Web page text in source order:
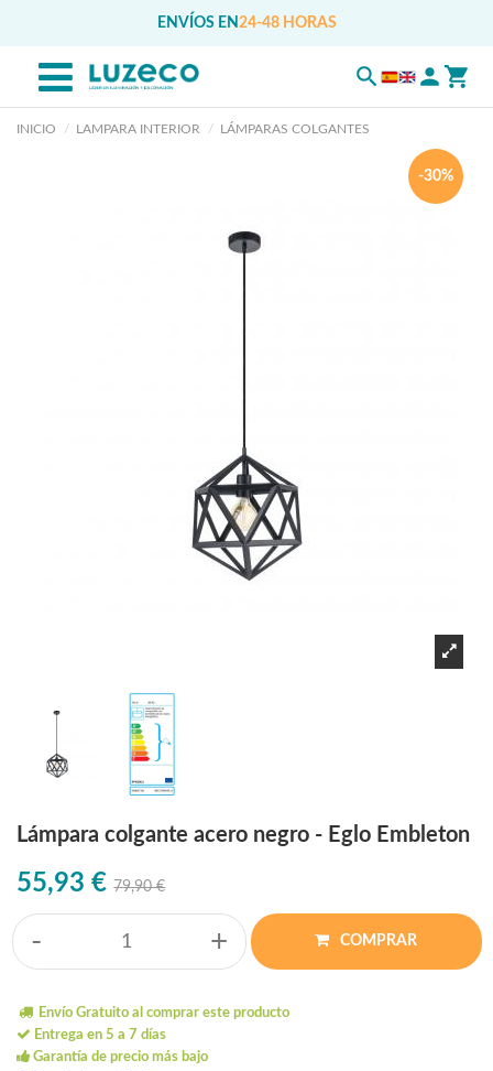
ENVÍOS EN 24-48 HORAS
INICIO LAMPARA INTERIOR LÁMPARAS COLGANTES
-30%
Lámpara colgante acero negro - Eglo Embleton
55,93 € 79,90 €
- + COMPRAR
Envío Gratuito al comprar este producto
Entrega en 5 a 7 días
Garantía de precio más bajo